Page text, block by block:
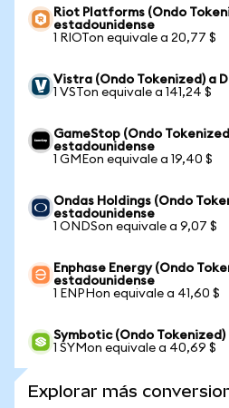
Riot Platforms (Ondo
estadounidense
1 RIOTon equivale a 20,77 $
Vistra (Ondo Tokenized) a
1 VSTon equivale a 141,24 $
GameStop (Ondo
estadounidense
1 GMEon equivale a 19,40 $
Ondas Holdings (Ondo
estadounidense
1 ONDSon equivale a 9,07 $
Enphase Energy (Ondo
estadounidense
1 ENPHon equivale a 41,60 $
Symbotic (Ondo
1 SYMon equivale a 40,69 $
Explorar más